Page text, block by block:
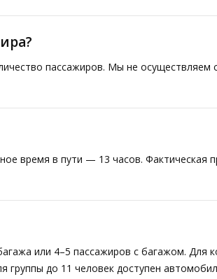
пассажиров. Мы не осуществляем
время в пути — 13 часов. Фактическая
или 4–5 пассажиров с багажом. Для
до 11 человек доступен